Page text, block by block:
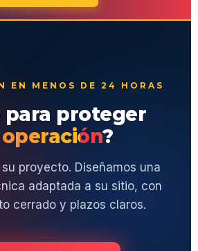
EN MENOS DE 24 HORAS
para proteger
operación?
proyecto. Diseñamos una
adaptada a su sitio, con
cerrado y plazos claros.